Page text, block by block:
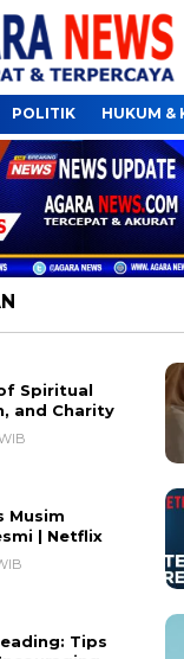
POLITIK HUKUM &
Spiritual
and Charity
Musim
| Netflix
Tips